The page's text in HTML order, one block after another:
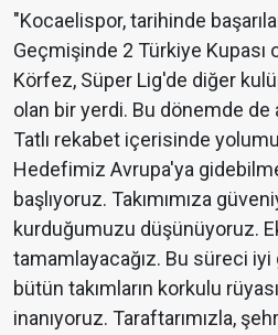
"Kocaelispor, tarihinde
Geçmişinde 2 Türkiye Kupası
Körfez, Süper Lig'de diğer
olan bir yerdi. Bu dönemde de
Tatlı rekabet içerisinde
Hedefimiz Avrupa'ya
başlıyoruz. Takımımıza
kurduğumuzu düşünüyoruz.
tamamlayacağız. Bu süreci
bütün takımların korkulu
inanıyoruz. Taraftarımızla,